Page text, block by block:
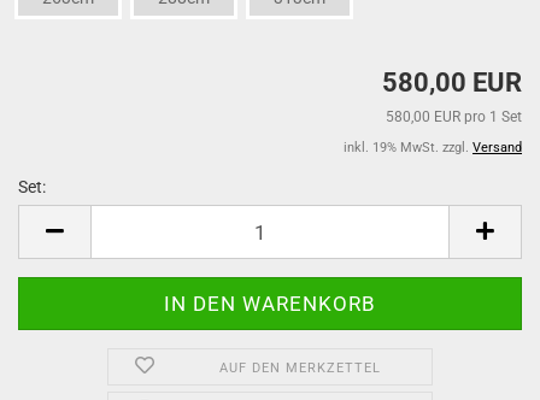
580,00 EUR
580,00 EUR pro 1 Set
inkl. 19% MwSt. zzgl. Versand
Set:
AUF DEN MERKZETTEL